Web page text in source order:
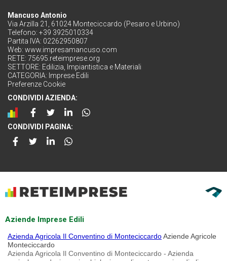
Mancuso Antonio
Via Arzilla 21, 61024 Monteciccardo (Pesaro e Urbino)
Telefono: +39 3925010334
Partita IVA: 02262950807
Web: www.impresamancuso.com
RETE: 75695.reteimprese.org
SETTORE: Edilizia, Impiantistica e Materiali
CATEGORIA: Imprese Edili
Preferenze Cookie
CONDIVIDI AZIENDA:
CONDIVIDI PAGINA:
Aziende Imprese Edili
Azienda Agricola Il Conventino di MonteciccardoAziende Agricole
Monteciccardo
Azienda Agricola Il Conventino di Monteciccardo - Azienda